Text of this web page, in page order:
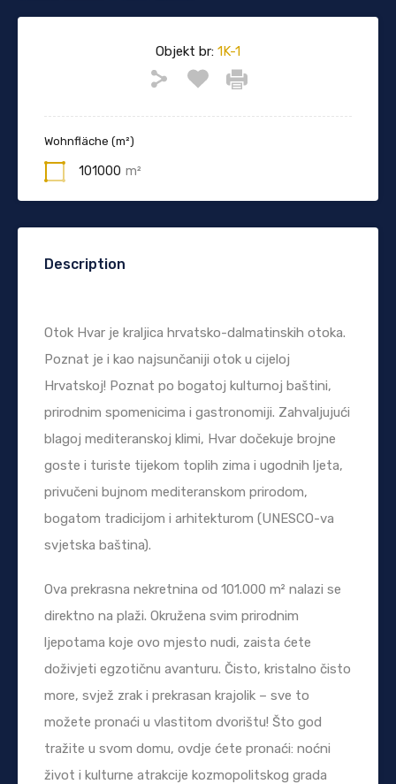
Objekt br: 1K-1
Wohnfläche (m²)
101000 m²
Description
Otok Hvar je kraljica hrvatsko-dalmatinskih otoka.
Poznat je i kao najsunčaniji otok u cijeloj
Hrvatskoj! Poznat po bogatoj kulturnoj baštini,
prirodnim spomenicima i gastronomiji. Zahvaljujući
blagoj mediteranskoj klimi, Hvar dočekuje brojne
goste i turiste tijekom toplih zima i ugodnih ljeta,
privučeni bujnom mediteranskom prirodom,
bogatom tradicijom i arhitekturom (UNESCO-va
svjetska baština).
Ova prekrasna nekretnina od 101.000 m² nalazi se
direktno na plaži. Okružena svim prirodnim
ljepotama koje ovo mjesto nudi, zaista ćete
doživjeti egzotičnu avanturu. Čisto, kristalno čisto
more, svjež zrak i prekrasan krajolik – sve to
možete pronaći u vlastitom dvorištu! Što god
tražite u svom domu, ovdje ćete pronaći: noćni
život i kulturne atrakcije kozmopolitskog grada